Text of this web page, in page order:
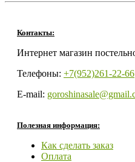
Контакты:
Интернет магазин
Телефоны: +7(952)261-22-66
E-mail:
Полезная информация:
Как сделать заказ
Оплата